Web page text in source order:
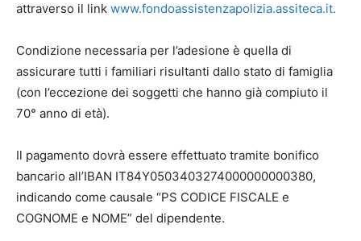
attraverso il link www.fondoassistenzapolizia.assiteca.it.
Condizione necessaria per l’adesione è quella di
assicurare tutti i familiari risultanti dallo stato di famiglia
(con l’eccezione dei soggetti che hanno già compiuto il
70° anno di età).
Il pagamento dovrà essere effettuato tramite bonifico
bancario all’IBAN IT84Y0503403274000000000380,
indicando come causale “PS CODICE FISCALE e
COGNOME e NOME” del dipendente.